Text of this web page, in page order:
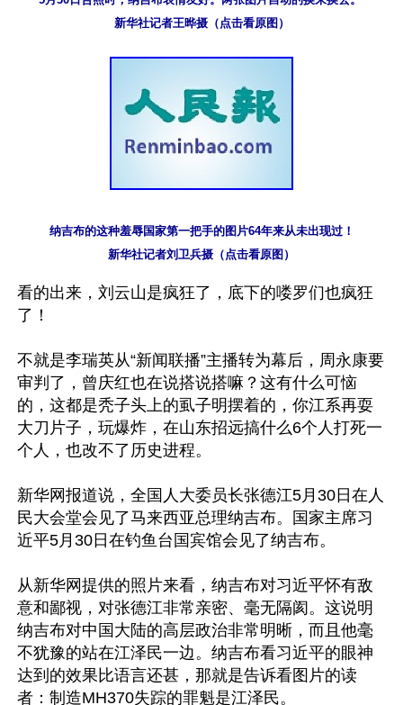
新华社记者王晔摄（点击看原图）
纳吉布的这种羞辱国家第一把手的图片64年来从未出现过！
新华社记者刘卫兵摄（点击看原图）
看的出来，刘云山是疯狂了，底下的喽罗们也疯狂
了！
不就是李瑞英从“新闻联播”主播转为幕后，周永康要
审判了，曾庆红也在说搭说搭嘛？这有什么可恼
的，这都是秃子头上的虱子明摆着的，你江系再耍
大刀片子，玩爆炸，在山东招远搞什么6个人打死一
个人，也改不了历史进程。
新华网报道说，全国人大委员长张德江5月30日在人
民大会堂会见了马来西亚总理纳吉布。国家主席习
近平5月30日在钓鱼台国宾馆会见了纳吉布。
从新华网提供的照片来看，纳吉布对习近平怀有敌
意和鄙视，对张德江非常亲密、毫无隔阂。这说明
纳吉布对中国大陆的高层政治非常明晰，而且他毫
不犹豫的站在江泽民一边。纳吉布看习近平的眼神
达到的效果比语言还甚，那就是告诉看图片的读
者：制造MH370失踪的罪魁是江泽民。